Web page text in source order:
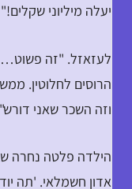
יעלה מיליוני שקלים!"
לעזאזל. "זה פשוט…
הרוסים לחלוטין.
וזה השכר שאני
הילדה פלטה נחרה
אדון חשמלאי. 'תה